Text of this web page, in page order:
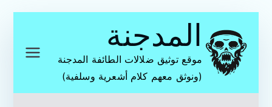
المحتوى
المدجنة
موقع توثيق ضلالات الطائفة المدجنة
(ونوثق معهم كلام أشعرية وسلفية)